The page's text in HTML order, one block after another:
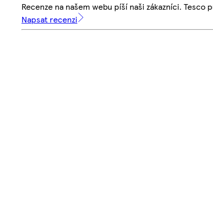
Recenze na našem webu píší naši zákazníci.
Napsat recenzi